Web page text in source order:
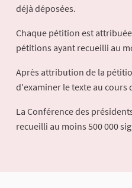
déjà déposées.
Chaque pétition est
pétitions ayant recueilli au
Après attribution de la
d'examiner le texte au
La Conférence des
recueilli au moins 500 000